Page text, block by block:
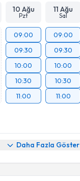
10 Ağu
Pzt
11 Ağu
Sal
09:00
09:30
10:00
10:30
11:00
09:00
09:30
10:00
10:30
11:00
Daha Fazla Göster